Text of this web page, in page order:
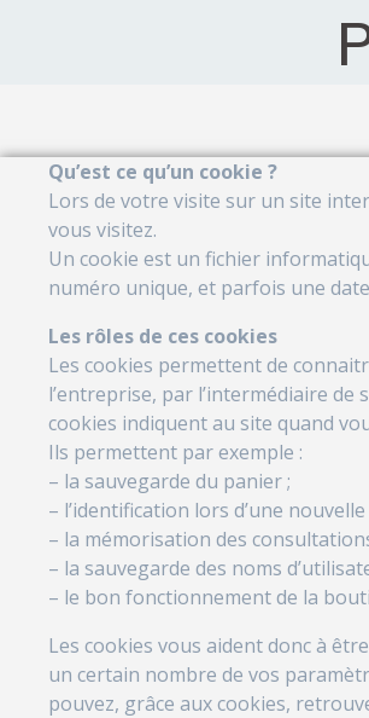
Qu’est ce qu’un cookie ?
Lors de votre visite sur un site
vous visitez.
Un cookie est un fichier
numéro unique, et parfois une
Les rôles de ces cookies
Les cookies permettent de
l’entreprise, par l’intermédiaire
cookies indiquent au site quand
Ils permettent par exemple :
– la sauvegarde du panier ;
– l’identification lors d’une
– la mémorisation des
– la sauvegarde des noms
– le bon fonctionnement de la
Les cookies vous aident donc à
un certain nombre de vos
pouvez, grâce aux cookies,